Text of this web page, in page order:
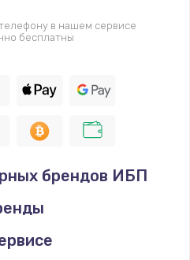
в нашем сервисе
бесплатны
брендов ИБП